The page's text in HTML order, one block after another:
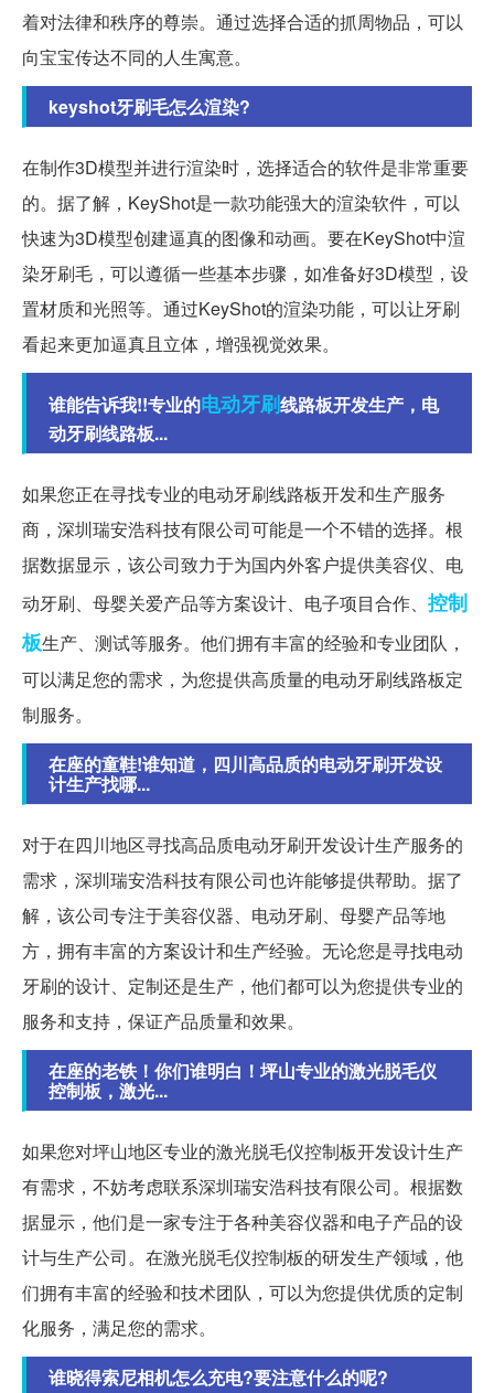
着对法律和秩序的尊崇。通过选择合适的抓周物品，可以
向宝宝传达不同的人生寓意。
keyshot牙刷毛怎么渲染?
在制作3D模型并进行渲染时，选择适合的软件是非常重要
的。据了解，KeyShot是一款功能强大的渲染软件，可以
快速为3D模型创建逼真的图像和动画。要在KeyShot中渲
染牙刷毛，可以遵循一些基本步骤，如准备好3D模型，设
置材质和光照等。通过KeyShot的渲染功能，可以让牙刷
看起来更加逼真且立体，增强视觉效果。
谁能告诉我!!专业的电动牙刷线路板开发生产，电
动牙刷线路板...
如果您正在寻找专业的电动牙刷线路板开发和生产服务
商，深圳瑞安浩科技有限公司可能是一个不错的选择。根
据数据显示，该公司致力于为国内外客户提供美容仪、电
动牙刷、母婴关爱产品等方案设计、电子项目合作、 控制
板生产、测试等服务。他们拥有丰富的经验和专业团队，
可以满足您的需求，为您提供高质量的电动牙刷线路板定
制服务。
在座的童鞋!谁知道，四川高品质的电动牙刷开发设
计生产找哪...
对于在四川地区寻找高品质电动牙刷开发设计生产服务的
需求，深圳瑞安浩科技有限公司也许能够提供帮助。据了
解，该公司专注于美容仪器、电动牙刷、母婴产品等地
方，拥有丰富的方案设计和生产经验。无论您是寻找电动
牙刷的设计、定制还是生产，他们都可以为您提供专业的
服务和支持，保证产品质量和效果。
在座的老铁！你们谁明白！坪山专业的激光脱毛仪
控制板，激光...
如果您对坪山地区专业的激光脱毛仪控制板开发设计生产
有需求，不妨考虑联系深圳瑞安浩科技有限公司。根据数
据显示，他们是一家专注于各种美容仪器和电子产品的设
计与生产公司。在激光脱毛仪控制板的研发生产领域，他
们拥有丰富的经验和技术团队，可以为您提供优质的定制
化服务，满足您的需求。
谁晓得索尼相机怎么充电?要注意什么的呢?